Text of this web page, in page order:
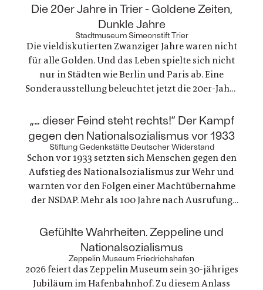
Die 20er Jahre in Trier - Goldene Zeiten,
Dunkle Jahre
Stadtmuseum Simeonstift Trier
Die vieldiskutierten Zwanziger Jahre waren nicht
für alle Golden. Und das Leben spielte sich nicht
nur in Städten wie Berlin und Paris ab. Eine
Sonderausstellung beleuchtet jetzt die 20er-Jahre
Gegenstände zeichnen ein einzigartiges Zeitbild
von Alltagsleben, Architektur, Kunst, Mode und
Technik
„… dieser Feind steht rechts!“ Der Kampf
gegen den Nationalsozialismus vor 1933
Stiftung Gedenkstätte Deutscher Widerstand
Schon vor 1933 setzten sich Menschen gegen den
Aufstieg des Nationalsozialismus zur Wehr und
warnten vor den Folgen einer Machtübernahme
der NSDAP. Mehr als 100 Jahre nach Ausrufung
Gedenkstätte Deutscher Widerstand an dieses
Engagement, das gleichzeitig ein Einsatz für
Demokratie und Menschenrechte war
Gefühlte Wahrheiten. Zeppeline und
Nationalsozialismus
Zeppelin Museum Friedrichshafen
2026 feiert das Zeppelin Museum sein 30-jähriges
Jubiläum im Hafenbahnhof. Zu diesem Anlass